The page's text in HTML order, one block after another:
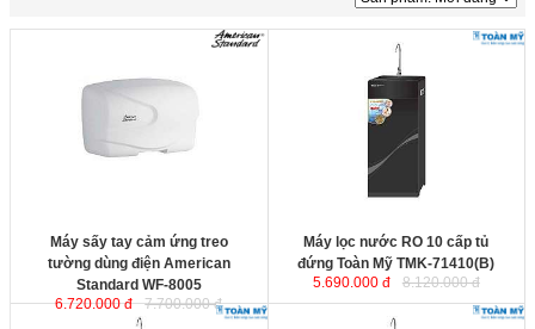
Máy sấy tay cảm ứng treo
tường dùng điện American
Standard WF-8005
6.720.000 đ
7.700.000 đ
Máy lọc nước RO 10 cấp tủ đứng
Toàn Mỹ TMK-71410(B)
lọc cho hàm lượng khoáng và
Hydrogen cao gấp 25 lần so với
các dòng máy lọc nước thông
: 440x345x955 mm.
: 15L/h.
Máy lọc nước RO 10 cấp tủ
đứng Toàn Mỹ TMK-71410(B)
5.690.000 đ
8.120.000 đ